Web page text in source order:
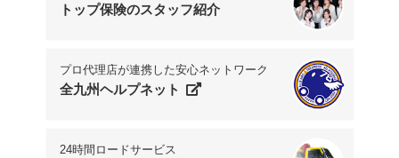
トップ保険のスタッフ紹介
プロ代理店が連携した安心ネットワーク
全九州ヘルプネット
24時間ロードサービス